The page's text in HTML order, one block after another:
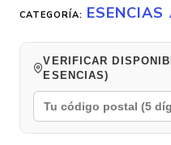
CATEGORÍA: ESENCIAS
VERIFICAR
ESENCIAS)